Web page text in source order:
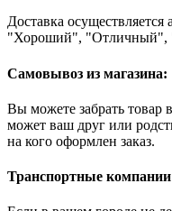
Доставка осуществляется
"Хороший",
Самовывоз из магазина:
Вы можете забрать товар
может ваш друг или
на кого оформлен заказ.
Транспортные